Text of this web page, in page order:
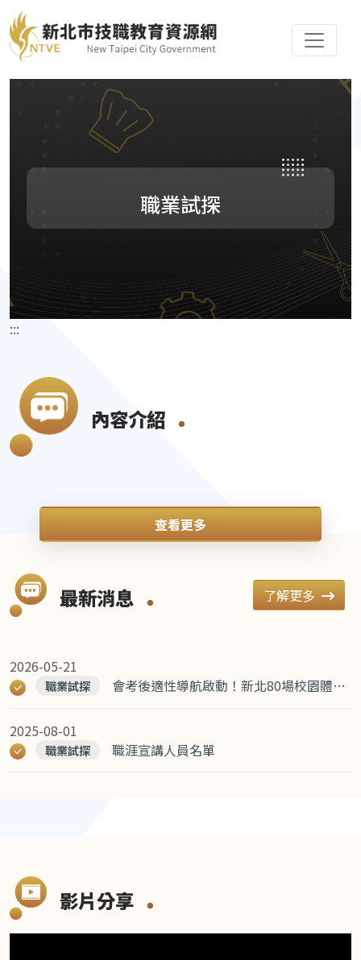
職業試探
:::
內容介紹
全國第一新北市職業試探暨體驗教
育
讓孩子，認識全世界
全國最完整，7大類全到齊
職探等
國的文化背景下，大多數的家長學生採用學生的學業成
績決定他的去向，成績好的去普通型高中，成績差的去
查看更多
最新消息 了解更多
職業試探 會考後適性導航啟動！新北80場校園體驗＋升學講座 助學生精準選志願
2026-05-21
職業試探 職涯宣講人員名單
2025-08-01
影片分享